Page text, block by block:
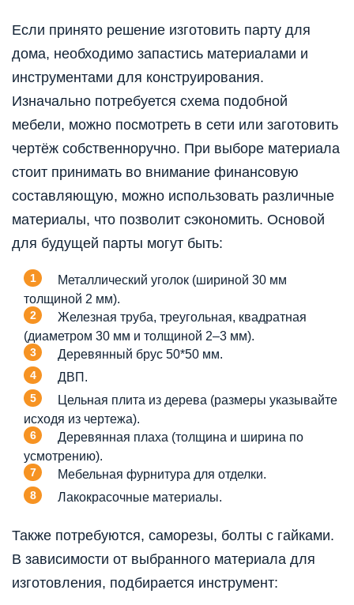
Если принято решение изготовить парту для
дома, необходимо запастись материалами и
инструментами для конструирования.
Изначально потребуется схема подобной
мебели, можно посмотреть в сети или заготовить
чертёж собственноручно. При выборе материала
стоит принимать во внимание финансовую
составляющую, можно использовать различные
материалы, что позволит сэкономить. Основой
для будущей парты могут быть:
Металлический уголок (шириной 30 мм
толщиной 2 мм).
Железная труба, треугольная, квадратная
(диаметром 30 мм и толщиной 2–3 мм).
Деревянный брус 50*50 мм.
ДВП.
Цельная плита из дерева (размеры указывайте
исходя из чертежа).
Деревянная плаха (толщина и ширина по
усмотрению).
Мебельная фурнитура для отделки.
Лакокрасочные материалы.
Также потребуются, саморезы, болты с гайками.
В зависимости от выбранного материала для
изготовления, подбирается инструмент: